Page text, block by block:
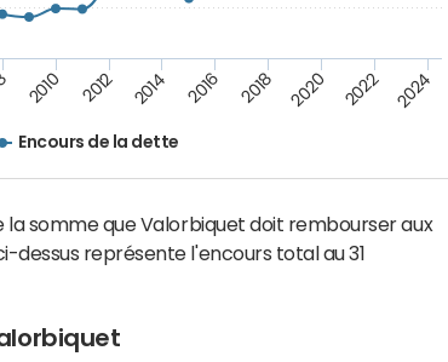
Encours de la dette
2010 2012 2014 2016 2018 2020 2022 2024
somme que Valorbiquet doit rembourser aux
dessus représente l'encours total au 31